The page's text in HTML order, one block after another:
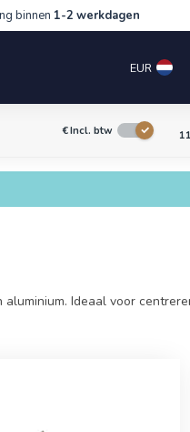
binnen 1-2 werkdagen
EUR
€Incl. btw
Ideaal voor